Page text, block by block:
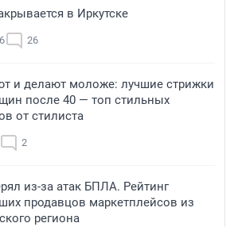
в Иркутске
26
и делают моложе: лучшие стрижки
после 40 — топ стильных
от стилиста
2
из-за атак БПЛА. Рейтинг
продавцов маркетплейсов из
региона